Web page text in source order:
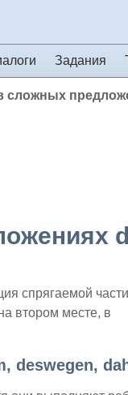
Задания
сложных
спрягаемой части
втором месте, в
deswegen,